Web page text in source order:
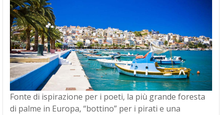
Fonte di ispirazione per i poeti, la più grande foresta
di palme in Europa, “bottino” per i pirati e una